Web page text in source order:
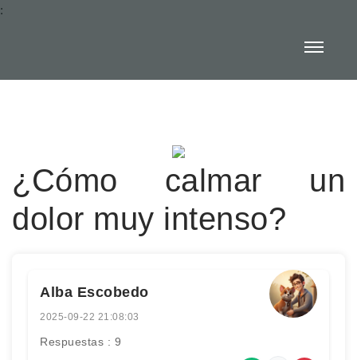
:
¿Cómo calmar un
dolor muy intenso?
Alba Escobedo
2025-09-22 21:08:03
Respuestas : 9